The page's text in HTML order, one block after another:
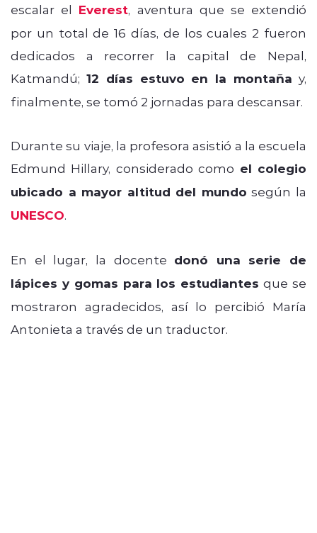
escalar el Everest, aventura que se extendió
por un total de 16 días, de los cuales 2 fueron
dedicados a recorrer la capital de Nepal,
Katmandú; 12 días estuvo en la montaña y,
finalmente, se tomó 2 jornadas para descansar.
Durante su viaje, la profesora asistió a la escuela
Edmund Hillary, considerado como el colegio
ubicado a mayor altitud del mundo según la
UNESCO.
En el lugar, la docente donó una serie de
lápices y gomas para los estudiantes que se
mostraron agradecidos, así lo percibió María
Antonieta a través de un traductor.